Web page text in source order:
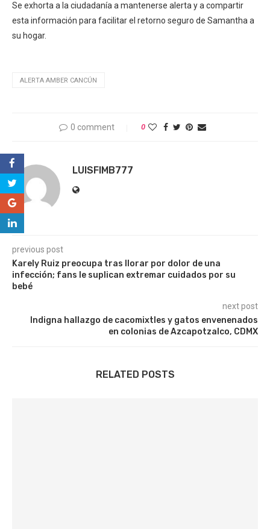
Se exhorta a la ciudadanía a mantenerse alerta y a compartir
esta información para facilitar el retorno seguro de Samantha a
su hogar.
ALERTA AMBER CANCÚN
0 comment 0
LUISFIMB777
previous post
Karely Ruiz preocupa tras llorar por dolor de una
infección; fans le suplican extremar cuidados por su
bebé
next post
Indigna hallazgo de cacomixtles y gatos envenenados
en colonias de Azcapotzalco, CDMX
RELATED POSTS